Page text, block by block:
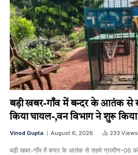
बड़ी खबर-गाँव में बन्दर के आतंक से
किया घायल-,वन विभाग ने शुरू
Vinod Gupta August 6, 2026 233 Views
बड़ी खबर-गाँव में बन्दर के आतंक से सहमे ग्रामीण-06